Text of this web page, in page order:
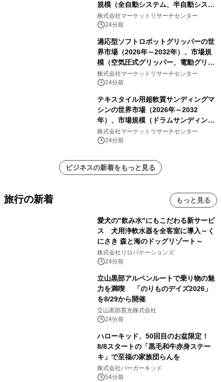
規模（全自動システム、半自動システ
ム）・分析レポートを発表
株式会社マーケットリサーチセンター
24分前
適応型ソフトロボットグリッパーの世
界市場（2026年～2032年）、市場規
模（空気圧式グリッパー、電動グリッ
パー）・分析レポートを発表
株式会社マーケットリサーチセンター
24分前
テキスタイル用超軟質サンディングマ
シンの世界市場（2026年～2032
年）、市場規模（ドラムサンディング
マシン、ジェットサンディングマシ
ン、ローラーサンディングマシン、そ
株式会社マーケットリサーチセンター
24分前
ビジネスの新着をもっと見る
旅行の新着 もっと見る
愛犬の"飲み水"にもこだわる新サービ
ス 犬用浄軟水器を全客室に導入～く
にさき 森と海のドッグリゾート～
株式会社リロバケーションズ
24分前
立山黒部アルペンルートで乗り物の魅
力を満喫 「のりものデイズ2026」
を8/29から開催
立山黒部貫光株式会社
24分前
ハローキッド、50回目のお盆限定！
8/8スタートの「黒毛和牛赤身ステー
キ」で至福の家族団らんを
株式会社バーガーキッド
54分前